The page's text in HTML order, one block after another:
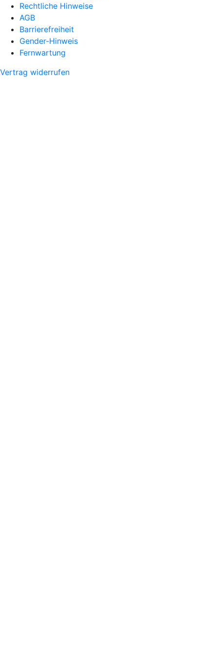
Rechtliche Hinweise
AGB
Barrierefreiheit
Gender-Hinweis
Fernwartung
Vertrag widerrufen